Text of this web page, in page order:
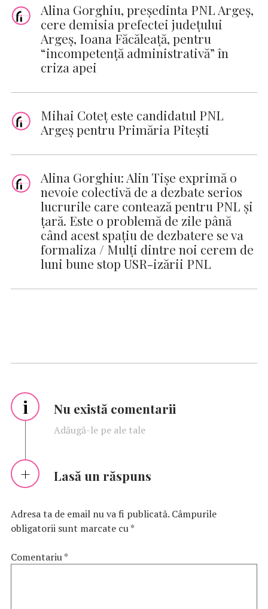
Alina Gorghiu, președinta PNL Argeș,
cere demisia prefectei județului
Argeș, Ioana Făcăleață, pentru
“incompetență administrativă” în
criza apei
Mihai Coteț este candidatul PNL
Argeș pentru Primăria Pitești
Alina Gorghiu: Alin Tişe exprimă o
nevoie colectivă de a dezbate serios
lucrurile care contează pentru PNL şi
ţară. Este o problemă de zile până
când acest spaţiu de dezbatere se va
formaliza / Mulţi dintre noi cerem de
luni bune stop USR-izării PNL
i Nu există comentarii
Adăugă-le pe ale tale
Lasă un răspuns
Adresa ta de email nu va fi publicată. Câmpurile
obligatorii sunt marcate cu*
Comentariu*